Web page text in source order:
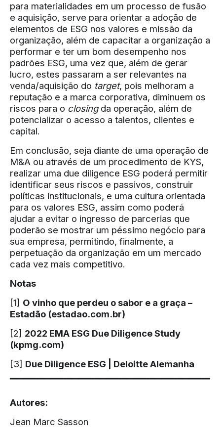
para materialidades em um processo de fusão
e aquisição, serve para orientar a adoção de
elementos de ESG nos valores e missão da
organização, além de capacitar a organização a
performar e ter um bom desempenho nos
padrões ESG, uma vez que, além de gerar
lucro, estes passaram a ser relevantes na
venda/aquisição do target, pois melhoram a
reputação e a marca corporativa, diminuem os
riscos para o closingda operação, além de
potencializar o acesso a talentos, clientes e
capital.
Em conclusão, seja diante de uma operação de
M&A ou através de um procedimento de KYS,
realizar uma due diligence ESG poderá permitir
identificar seus riscos e passivos, construir
políticas institucionais, e uma cultura orientada
para os valores ESG, assim como poderá
ajudar a evitar o ingresso de parcerias que
poderão se mostrar um péssimo negócio para
sua empresa, permitindo, finalmente, a
perpetuação da organização em um mercado
cada vez mais competitivo.
Notas
[1] O vinho que perdeu o sabor e a graça –
Estadão (estadao.com.br)
[2] 2022 EMA ESG Due Diligence Study
(kpmg.com)
[3] Due Diligence ESG | Deloitte Alemanha
▔▔▔▔▔▔▔▔▔▔▔▔▔▔▔▔▔▔▔▔▔▔▔▔▔▔▔▔▔
Autores:
Jean Marc Sasson